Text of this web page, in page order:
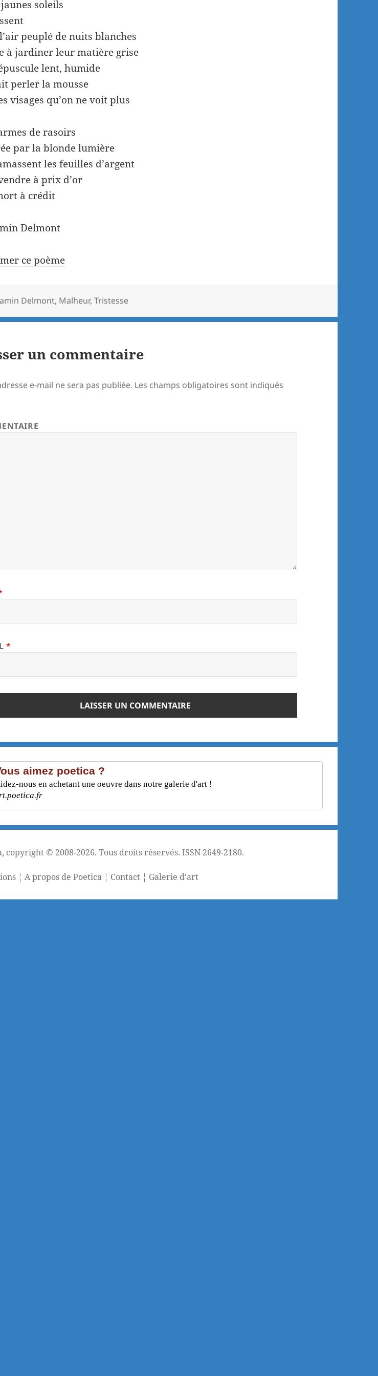
soleils
peuplé de nuits blanches
à jardiner leur matière grise
lent, humide
perler la mousse
visages qu’on ne voit plus
de rasoirs
par la blonde lumière
les feuilles d’argent
à prix d’or
à crédit
Delmont
ce poème
Delmont, Malheur,Tristesse
un commentaire
e-mail ne sera pas publiée. Les champs obligatoires sont indiqués
*
aimez poetica ?
nous en achetant une oeuvre dans notre galerie d'art !
, copyright © 2008-2026. Tous droits réservés. ISSN 2649-2180.
¦A propos de Poetica ¦ Contact ¦ Galerie d'art